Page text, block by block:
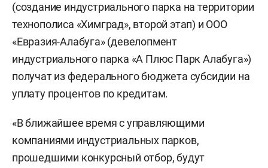
(создание индустриального парка на территории
технополиса «Химград», второй этап) и ООО
«Евразия-Алабуга» (девелопмент
индустриального парка «А Плюс Парк Алабуга»)
получат из федерального бюджета субсидии на
уплату процентов по кредитам.
«В ближайшее время с управляющими
компаниями индустриальных парков,
прошедшими конкурсный отбор, будут